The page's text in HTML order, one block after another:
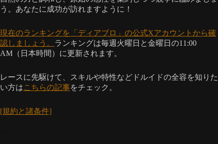
う。あなたに成功が訪れますように！
現在のランキングを「ディアブロ」の公式Xアカウントから確
認しましょう。 ランキングは毎週火曜日と金曜日の11:00
AM（日本時間）に更新されます。
レースに先駆けて、スキルや特性などドルイドの全容を知りた
い方はこちらの記事をチェック。
[規約と諸条件]